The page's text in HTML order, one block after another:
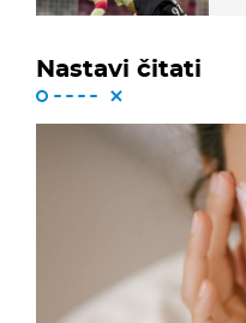
Nastavi čitati